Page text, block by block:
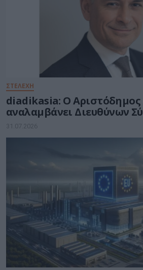
ΣΤΕΛΈΧΗ
diadikasia: Ο
αναλαμβάνει Διευθύνων
31.07.2026